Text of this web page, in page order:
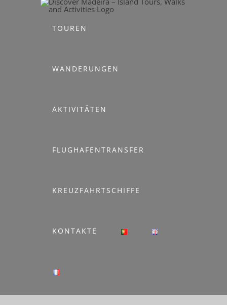
TOUREN
WANDERUNGEN
AKTIVITÄTEN
FLUGHAFENTRANSFER
KREUZFAHRTSCHIFFE
KONTAKTE